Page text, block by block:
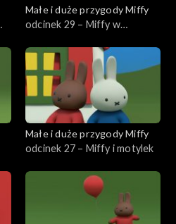
Małe i duże przygody Miffy
odcinek 29 – Miffy w
Małe i duże przygody Miffy
odcinek 27 – Miffy i motylek